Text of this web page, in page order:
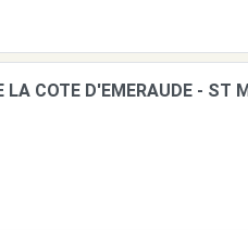
COTE D'EMERAUDE - ST